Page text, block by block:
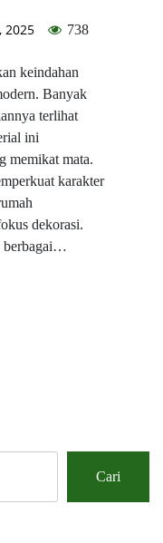
2025 738
keindahan
Banyak
terlihat
ini
memikat mata.
karakter
dekorasi.
berbagai…
Cari